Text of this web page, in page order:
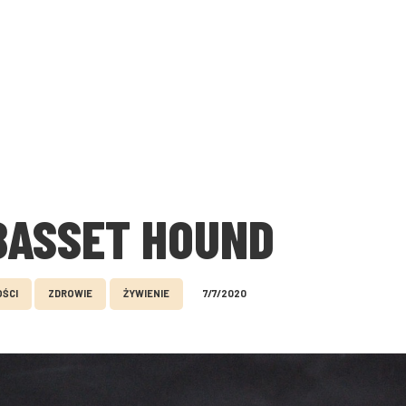
HOUND
ZDROWIE ŻYWIENIE 7/7/2020